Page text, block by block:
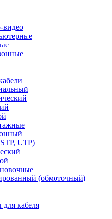
видео
UTP)
(обмоточный)
для кабеля